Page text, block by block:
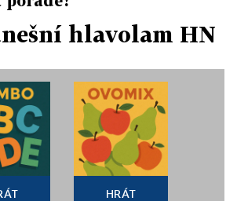
hlavolam HN
HRÁT